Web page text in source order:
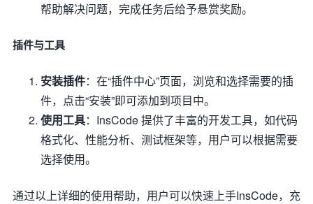
帮助解决问题，完成任务后给予悬赏奖励。
插件与工具
安装插件：在“插件中心”页面，浏览和选择需要的插
件，点击“安装”即可添加到项目中。
使用工具：InsCode 提供了丰富的开发工具，如代码
格式化、性能分析、测试框架等，用户可以根据需要
选择使用。
通过以上详细的使用帮助，用户可以快速上手InsCode，充